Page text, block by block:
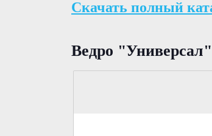
Скачать полный
Ведро